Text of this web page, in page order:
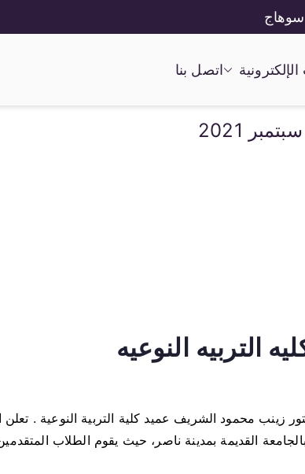
اتصل بنا
سبتمبر 2021
التربيه النوعيه
محمود الشريف عميد كلية التربية النوعية . تعلن